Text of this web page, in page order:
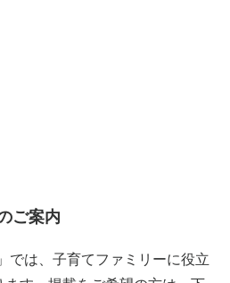
ご案内
では、子育てファミリーに役立